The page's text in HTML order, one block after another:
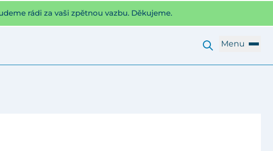
rádi za vaši zpětnou vazbu. Děkujeme.
Menu